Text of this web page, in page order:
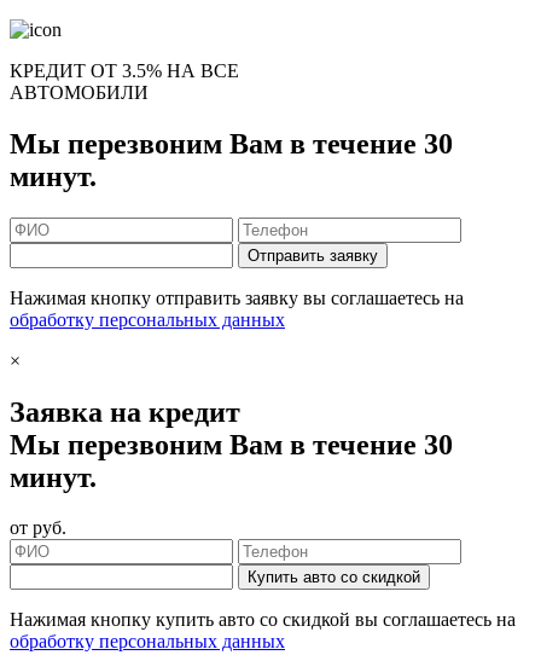
КРЕДИТ ОТ 3.5% НА ВСЕ
АВТОМОБИЛИ
Мы перезвоним Вам в течение 30
минут.
Отправить заявку
Нажимая кнопку отправить заявку вы соглашаетесь на
обработку персональных данных
×
Заявка на кредит
Мы перезвоним Вам в течение 30
минут.
от руб.
Купить авто со скидкой
Нажимая кнопку купить авто со скидкой вы соглашаетесь на
обработку персональных данных